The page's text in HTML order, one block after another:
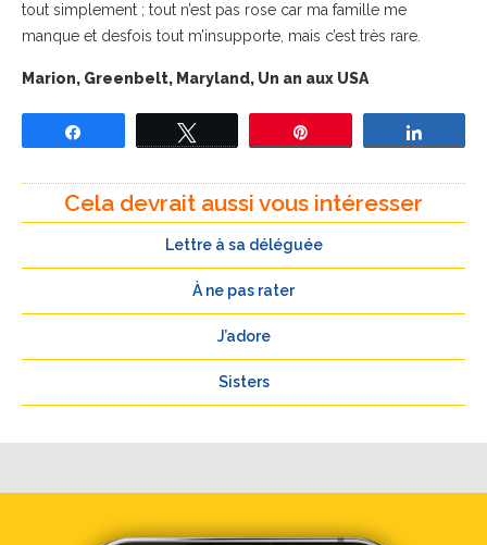
tout simplement ; tout n’est pas rose car ma famille me
manque et desfois tout m’insupporte, mais c’est très rare.
Marion, Greenbelt, Maryland, Un an aux USA
Cela devrait aussi vous intéresser
Lettre à sa déléguée
À ne pas rater
J’adore
Sisters